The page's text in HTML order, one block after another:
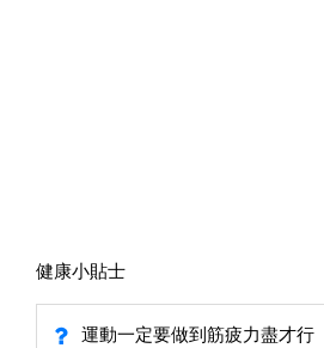
健康小貼士
運動一定要做到筋疲力盡才行